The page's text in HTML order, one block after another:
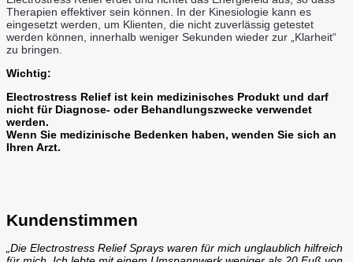
Therapien effektiver sein können. In der Kinesiologie kann es
eingesetzt werden, um Klienten, die nicht zuverlässig getestet
werden können, innerhalb weniger Sekunden wieder zur „Klarheit“
zu bringen.
Wichtig:
Electrostress Relief ist kein medizinisches Produkt und darf
nicht für Diagnose- oder Behandlungszwecke verwendet
werden.
Wenn Sie medizinische Bedenken haben, wenden Sie sich an
Ihren Arzt.
Kundenstimmen
„Die Electrostress Relief Sprays waren für mich unglaublich hilfreich